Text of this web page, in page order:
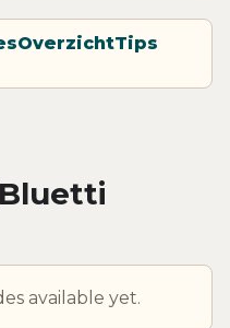
OverzichtTips
available yet.